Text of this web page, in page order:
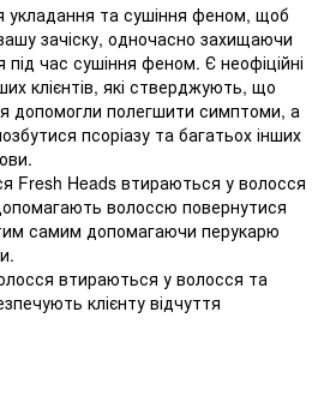
укладання та сушіння феном, щоб
зачіску, одночасно захищаючи
час сушіння феном. Є неофіційні
клієнтів, які стверджують, що
допомогли полегшити симптоми, а
псоріазу та багатьох інших
Fresh Heads втираються у волосся
волоссю повернутися
самим допомагаючи перукарю
втираються у волосся та
клієнту відчуття